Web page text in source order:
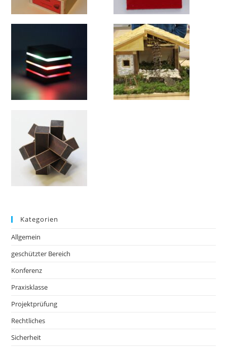
Kategorien
Allgemein
geschützter Bereich
Konferenz
Praxisklasse
Projektprüfung
Rechtliches
Sicherheit